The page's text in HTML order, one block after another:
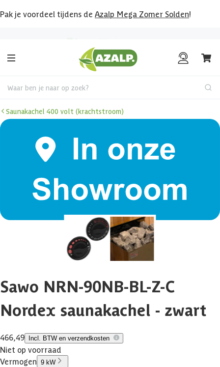
Pak je voordeel tijdens de Azalp Mega Zomer Solden!
Waar ben je naar op zoek?
Saunakachel 400 volt (krachtstroom)
Sawo NRN-90NB-BL-Z-C
Nordex saunakachel - zwart
466,49 Incl. BTW en verzendkosten
Niet op voorraad
Vermogen 9 kW